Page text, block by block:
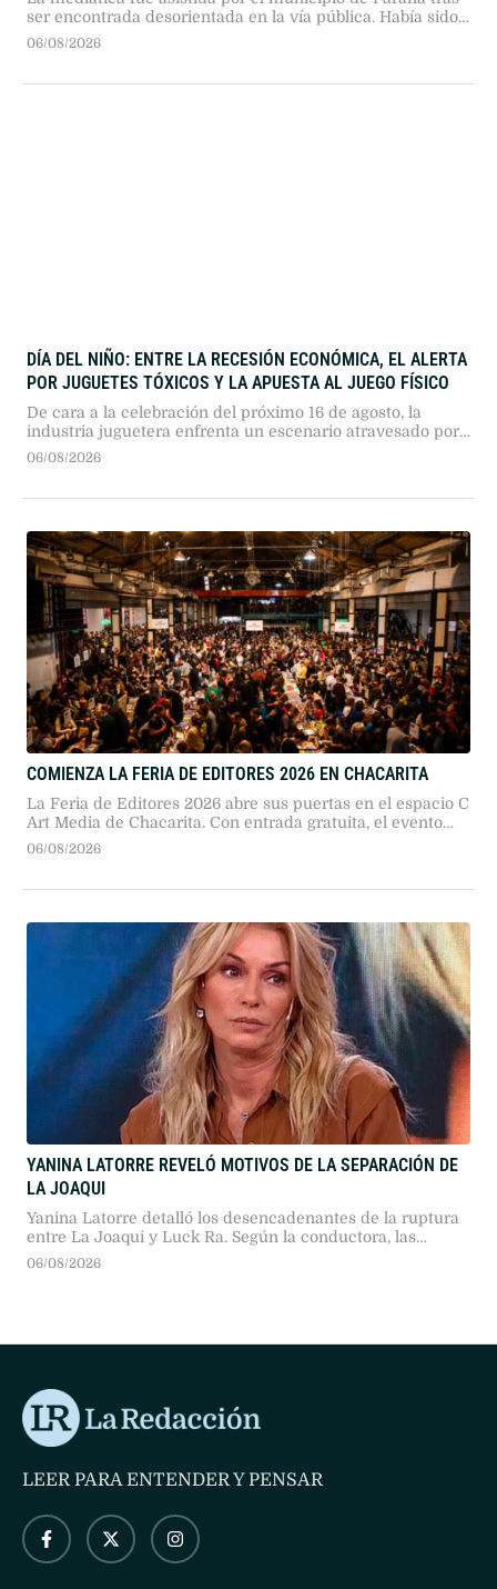
ser encontrada desorientada en la vía pública. Había sido
desalojada de su vivienda en Buenos Aires un mes atrás y
06/08/2026
DÍA DEL NIÑO: ENTRE LA RECESIÓN ECONÓMICA, EL ALERTA
POR JUGUETES TÓXICOS Y LA APUESTA AL JUEGO FÍSICO
De cara a la celebración del próximo 16 de agosto, la
industria juguetera enfrenta un escenario atravesado por
el menor consumo y la caída sostenida de la natalidad.
06/08/2026
COMIENZA LA FERIA DE EDITORES 2026 EN CHACARITA
La Feria de Editores 2026 abre sus puertas en el espacio C
Art Media de Chacarita. Con entrada gratuita, el evento
reúne a más de 330 sellos independientes, invitados
06/08/2026
YANINA LATORRE REVELÓ MOTIVOS DE LA SEPARACIÓN DE
LA JOAQUI
Yanina Latorre detalló los desencadenantes de la ruptura
entre La Joaqui y Luck Ra. Según la conductora, las
distintas expectativas de vida y proyectos personales
06/08/2026
LEER PARA ENTENDER Y PENSAR